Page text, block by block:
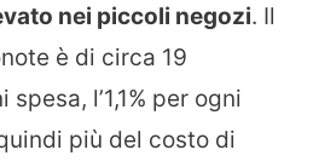
nei piccoli negozi. Il
è di circa 19
l’1,1% per ogni
più del costo di